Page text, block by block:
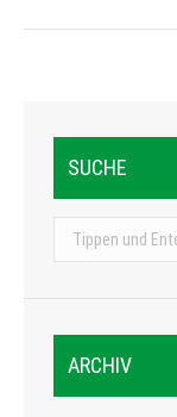
SUCHE
Search:
ARCHIV